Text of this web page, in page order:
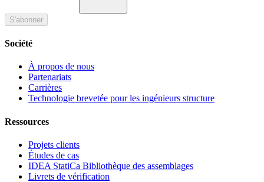
S'abonner
Société
À propos de nous
Partenariats
Carrières
Technologie brevetée pour les ingénieurs structure
Ressources
Projets clients
Études de cas
IDEA StatiCa Bibliothèque des assemblages
Livrets de vérification